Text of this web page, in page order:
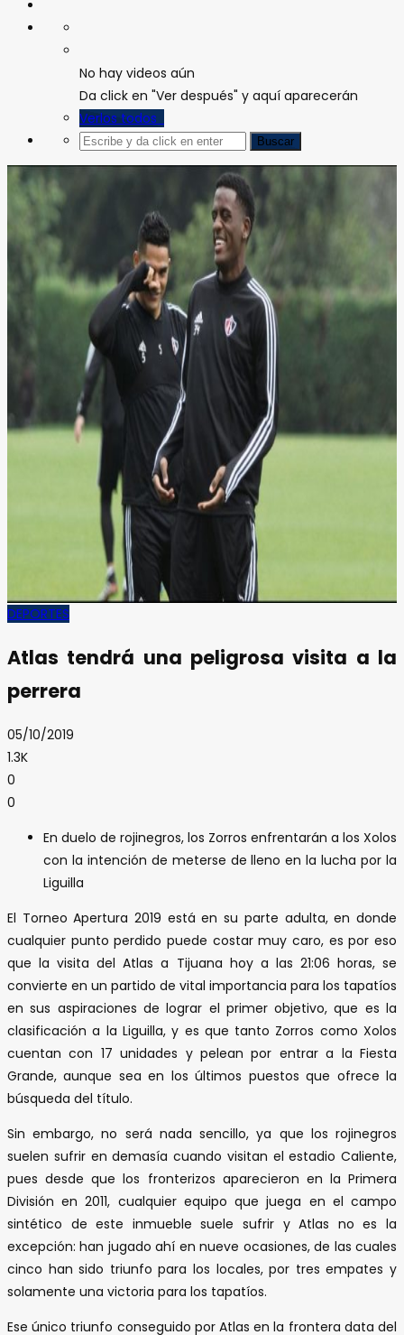
No hay videos aún
Da click en "Ver después" y aquí aparecerán
Verlos todos
DEPORTES
Atlas tendrá una peligrosa visita a la
perrera
05/10/2019
1.3K
0
0
En duelo de rojinegros, los Zorros enfrentarán a los Xolos
con la intención de meterse de lleno en la lucha por la
Liguilla
El Torneo Apertura 2019 está en su parte adulta, en donde
cualquier punto perdido puede costar muy caro, es por eso
que la visita del Atlas a Tijuana hoy a las 21:06 horas, se
convierte en un partido de vital importancia para los tapatíos
en sus aspiraciones de lograr el primer objetivo, que es la
clasificación a la Liguilla, y es que tanto Zorros como Xolos
cuentan con 17 unidades y pelean por entrar a la Fiesta
Grande, aunque sea en los últimos puestos que ofrece la
búsqueda del título.
Sin embargo, no será nada sencillo, ya que los rojinegros
suelen sufrir en demasía cuando visitan el estadio Caliente,
pues desde que los fronterizos aparecieron en la Primera
División en 2011, cualquier equipo que juega en el campo
sintético de este inmueble suele sufrir y Atlas no es la
excepción: han jugado ahí en nueve ocasiones, de las cuales
cinco han sido triunfo para los locales, por tres empates y
solamente una victoria para los tapatíos.
Ese único triunfo conseguido por Atlas en la frontera data del